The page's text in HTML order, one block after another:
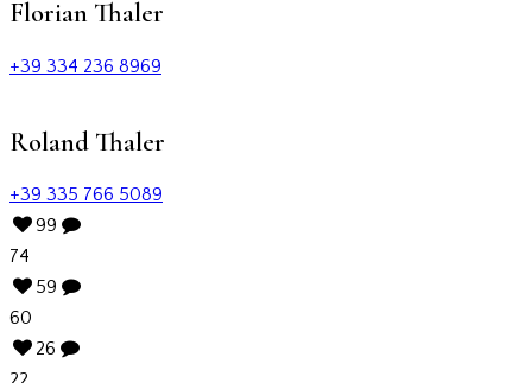
Florian Thaler
+39 334 236 8969
Roland Thaler
+39 335 766 5089
99
74
59
60
26